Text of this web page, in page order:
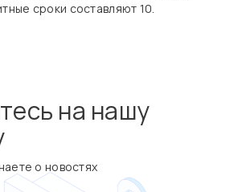
сроки составляют 10.
на нашу
о новостях